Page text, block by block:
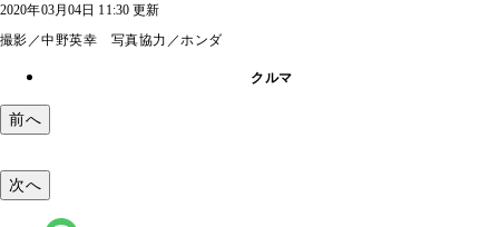
2020年03月04日 11:30 更新
撮影／中野英幸 写真協力／ホンダ
クルマ
前へ
次へ